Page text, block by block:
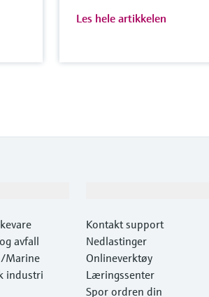
Les hele artikkelen
avfall
/Marine
industri
Kontakt support
Nedlastinger
Onlineverktøy
Læringssenter
Spor ordren din